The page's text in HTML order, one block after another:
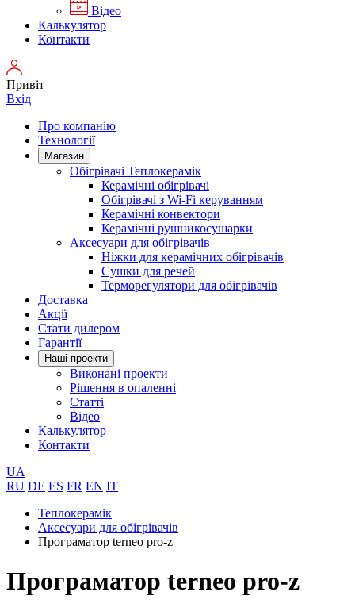
Відео
Калькулятор
Контакти
Привіт
Вхід
Про компанію
Технології
Магазин
Обігрівачі Теплокерамік
Керамічні обігрівачі
Обігрівачі з Wi-Fi керуванням
Керамічні конвектори
Керамічні рушникосушарки
Аксесуари для обігрівачів
Ніжки для керамічних обігрівачів
Сушки для речей
Терморегулятори для обігрівачів
Доставка
Акції
Стати дилером
Гарантії
Нашi проекти
Виконані проекти
Рішення в опаленні
Статті
Відео
Калькулятор
Контакти
UA
RU DE ES FR EN IT
Теплокерамік
Аксесуари для обігрівачів
Програматор terneo pro-z
Програматор terneo pro-z